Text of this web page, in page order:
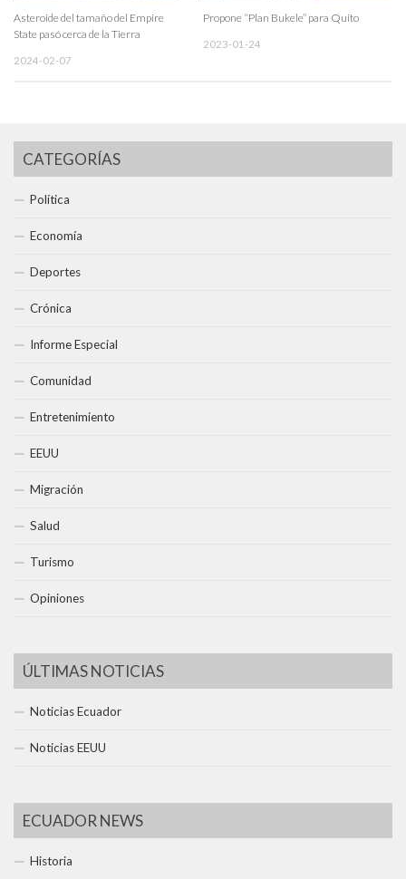
Asteroide del tamaño del Empire
State pasó cerca de la Tierra
2024-02-07
Propone “Plan Bukele” para Quito
2023-01-24
CATEGORÍAS
Política
Economía
Deportes
Crónica
Informe Especial
Comunidad
Entretenimiento
EEUU
Migración
Salud
Turismo
Opiniones
ÚLTIMAS NOTICIAS
Noticias Ecuador
Noticias EEUU
ECUADOR NEWS
Historia